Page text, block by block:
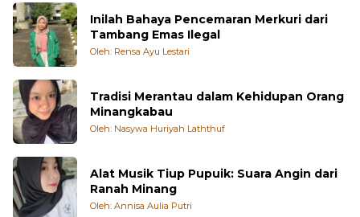
Inilah Bahaya Pencemaran Merkuri dari
Tambang Emas Ilegal
Oleh: Rensa Ayu Lestari
Tradisi Merantau dalam Kehidupan Orang
Minangkabau
Oleh: Nasywa Huriyah Laththuf
Alat Musik Tiup Pupuik: Suara Angin dari
Ranah Minang
Oleh: Annisa Aulia Putri